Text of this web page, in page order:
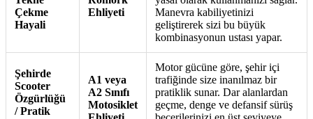
Çekme
Hayali
Ehliyeti
Manevra kabiliyetinizi
geliştirerek sizi bu büyük
kombinasyonun ustası yapar.
Şehirde
Scooter
Özgürlüğü
/ Pratik
A1 veya
A2 Sınıfı
Motosiklet
Motor gücüne göre, şehir içi
trafiğinde size inanılmaz bir
pratiklik sunar. Dar alanlardan
geçme, denge ve defansif sürüş